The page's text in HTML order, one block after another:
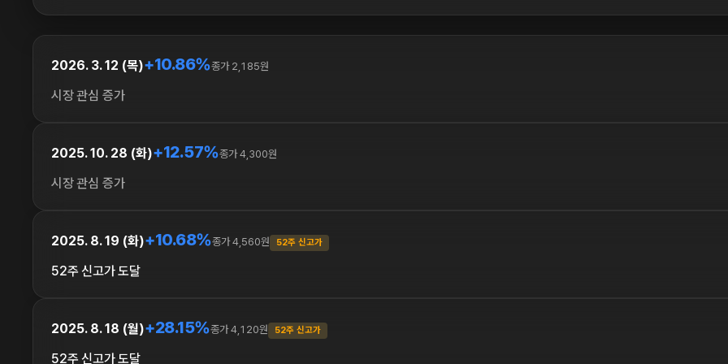
2026. 3. 12 (목)+10.86%종가 2,185원
시장 관심 증가
2025. 10. 28 (화)+12.57%종가 4,300원
시장 관심 증가
2025. 8. 19 (화)+10.68%종가 4,560원 52주 신고가
52주 신고가 도달
2025. 8. 18 (월)+28.15%종가 4,120원 52주 신고가
52주 신고가 도달